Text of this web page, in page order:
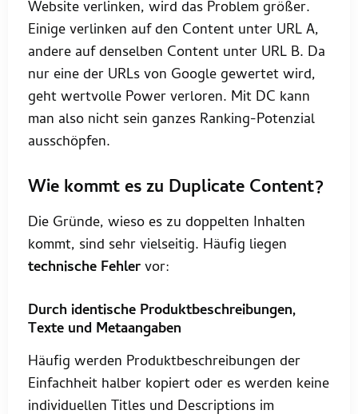
Website verlinken, wird das Problem größer.
Einige verlinken auf den Content unter URL A,
andere auf denselben Content unter URL B. Da
nur eine der URLs von Google gewertet wird,
geht wertvolle Power verloren. Mit DC kann
man also nicht sein ganzes Ranking-Potenzial
ausschöpfen.
Wie kommt es zu Duplicate Content?
Die Gründe, wieso es zu doppelten Inhalten
kommt, sind sehr vielseitig. Häufig liegen
technische Fehlervor:
Durch identische Produktbeschreibungen,
Texte und Metaangaben
Häufig werden Produktbeschreibungen der
Einfachheit halber kopiert oder es werden keine
individuellen Titles und Descriptions im